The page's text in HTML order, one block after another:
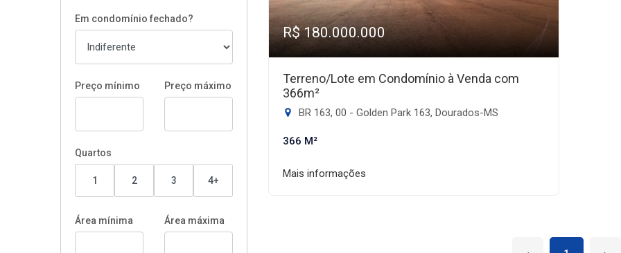
Em condomínio fechado?
Preço mínimo Preço máximo
Quartos
1 2 3 4+
Área mínima Área máxima
R$ 180.000.000
Terreno/Lote em Condomínio à Venda com
366m²
BR 163, 00 - Golden Park 163, Dourados-MS
366 M²
Mais informações